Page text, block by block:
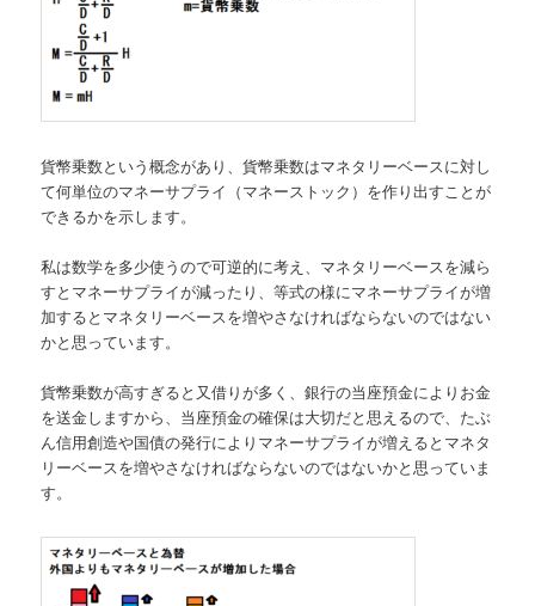
貨幣乗数という概念があり、貨幣乗数はマネタリーベースに対し
て何単位のマネーサプライ（マネーストック）を作り出すことが
できるかを示します。
私は数学を多少使うので可逆的に考え、マネタリーベースを減ら
すとマネーサプライが減ったり、等式の様にマネーサプライが増
加するとマネタリーベースを増やさなければならないのではない
かと思っています。
貨幣乗数が高すぎると又借りが多く、銀行の当座預金によりお金
を送金しますから、当座預金の確保は大切だと思えるので、たぶ
ん信用創造や国債の発行によりマネーサプライが増えるとマネタ
リーベースを増やさなければならないのではないかと思っていま
す。